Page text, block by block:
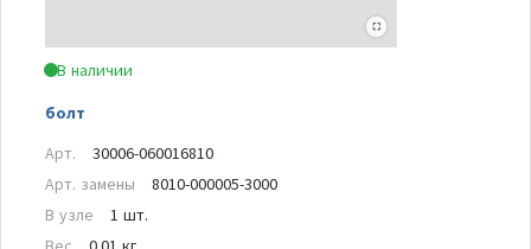
В наличии
болт
Арт.
30006-060016810
Арт. замены
8010-000005-3000
В узле
1 шт.